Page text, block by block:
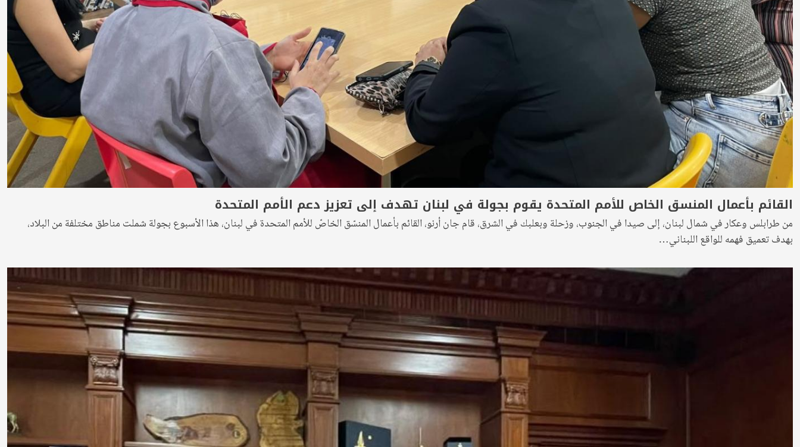
القائم بأعمال المنسق الخاص للأمم المتحدة يقوم بجولة في لبنان تهدف إلى تعزيز دعم الأمم المتحدة
من طرابلس وعكار في شمال لبنان، إلى صيدا في الجنوب، وزحلة وبعلبك في الشرق، قام جان أرنو، القائم بأعمال المنسّق الخاصّ للأمم المتحدة في لبنان، هذا الأسبوع بجولة شملت مناطق مختلفة من البلاد،
بهدف تعميق فهمه للواقع اللبناني…